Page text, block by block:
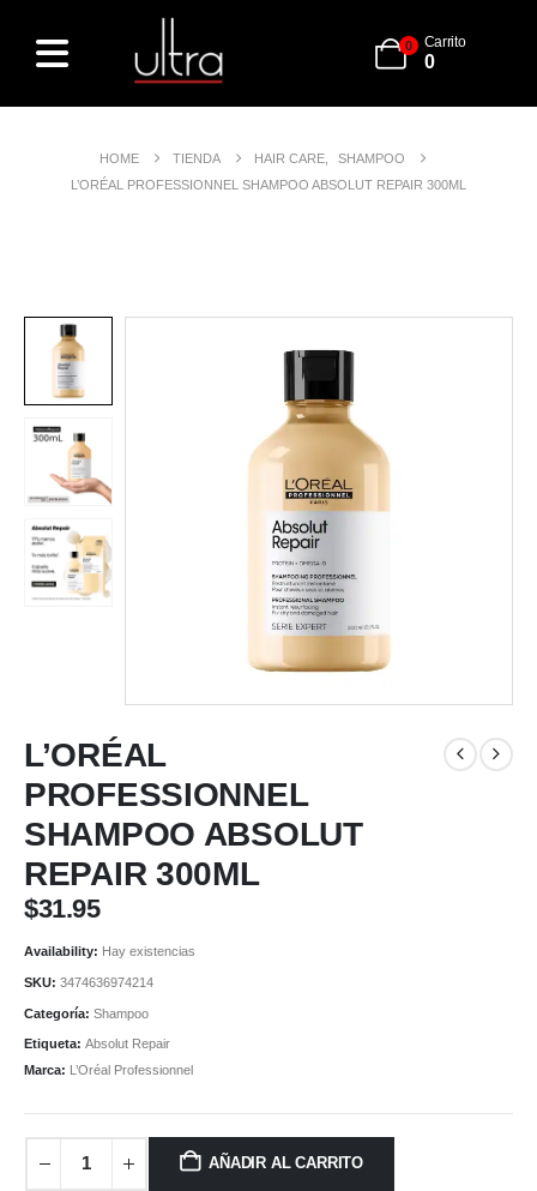
0 Carrito
0
HOME TIENDA HAIR CARE,
SHAMPOO
L’ORÉAL PROFESSIONNEL SHAMPOO ABSOLUT REPAIR 300ML
L’ORÉAL
PROFESSIONNEL
SHAMPOO ABSOLUT
REPAIR 300ML
$31.95
Availability: Hay existencias
SKU: 3474636974214
Categoría: Shampoo
Etiqueta: Absolut Repair
Marca:
L’Oréal Professionnel
AÑADIR AL CARRITO